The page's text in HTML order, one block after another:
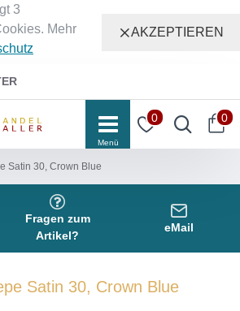
3
Mehr
AKZEPTIEREN
0 0
Satin 30, Crown Blue
Fragen zum
Artikel?
eMail
Satin 30, Crown Blue